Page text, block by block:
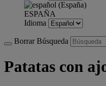
ESPAÑA
Idioma
Borrar Búsqueda
Patatas con